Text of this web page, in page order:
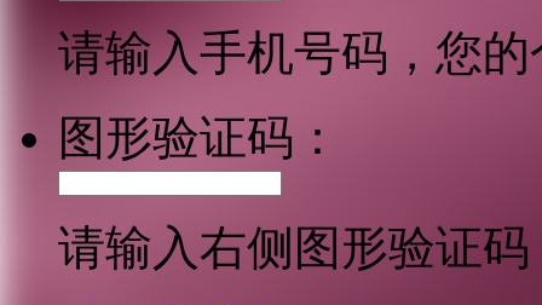
请输入手机号码，您
图形验证码：
请输入右侧图形验证码